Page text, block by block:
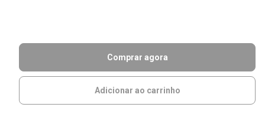
Comprar agora
Adicionar ao carrinho